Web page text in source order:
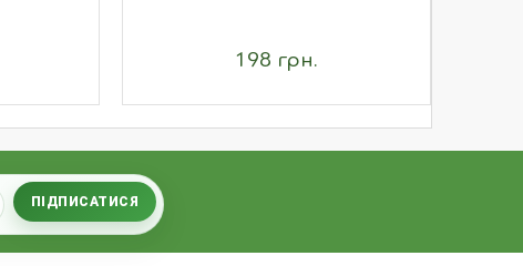
198 грн.
ПІДПИСАТИСЯ